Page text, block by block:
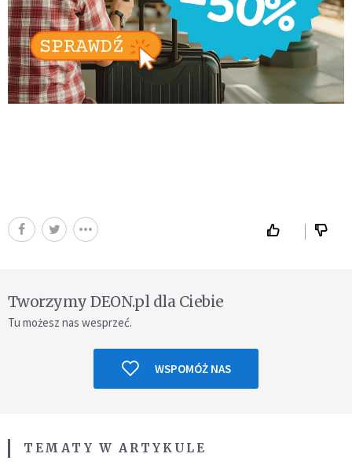
Tworzymy DEON.pl dla Ciebie
Tu możesz nas wesprzeć.
WSPOMÓŻ NAS
TEMATY W ARTYKULE